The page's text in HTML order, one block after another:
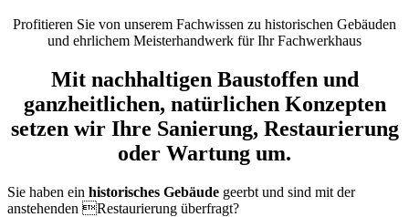
Profitieren Sie von unserem Fachwissen zu historischen Gebäuden
und ehrlichem Meisterhandwerk für Ihr Fachwerkhaus
Mit nachhaltigen Baustoffen und
ganzheitlichen, natürlichen Konzepten
setzen wir Ihre Sanierung, Restaurierung
oder Wartung um.
Sie haben ein historisches Gebäude geerbt und sind mit der
anstehenden Restaurierung überfragt?